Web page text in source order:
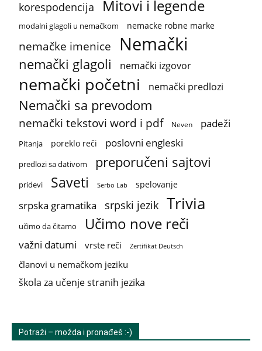
korespodencija Mitovi i legende
modalni glagoli u nemačkom nemacke robne marke
nemačke imenice Nemački
nemački glagoli nemački izgovor
nemački početni nemački predlozi
Nemački sa prevodom
nemački tekstovi word i pdf Neven padeži
Pitanja poreklo reči poslovni engleski
predlozi sa dativom preporučeni sajtovi
pridevi Saveti Serbo Lab spelovanje
srpska gramatika srpski jezik Trivia
učimo da čitamo Učimo nove reči
važni datumi vrste reči Zertifikat Deutsch
članovi u nemačkom jeziku
škola za učenje stranih jezika
Potraži – možda i pronađeš :-)